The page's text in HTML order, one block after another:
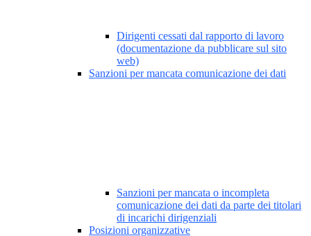
Dirigenti cessati dal rapporto di lavoro
(documentazione da pubblicare sul sito
web)
Sanzioni per mancata comunicazione dei dati
Sanzioni per mancata o incompleta
comunicazione dei dati da parte dei titolari
di incarichi dirigenziali
Posizioni organizzative